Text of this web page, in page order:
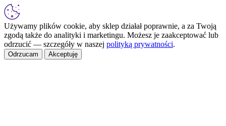
Używamy plików cookie, aby sklep działał poprawnie, a za Twoją
zgodą także do analityki i marketingu. Możesz je zaakceptować lub
odrzucić — szczegóły w naszej polityką prywatności.
Odrzucam Akceptuję